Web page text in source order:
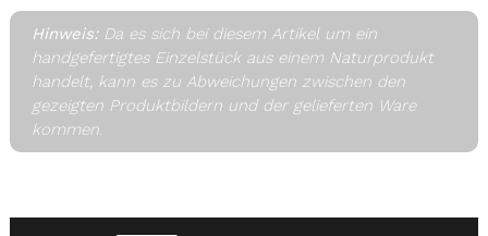
Hinweis: Da es sich bei diesem Artikel um ein
handgefertigtes Einzelstück aus einem Naturprodukt
handelt, kann es zu Abweichungen zwischen den
gezeigten Produktbildern und der gelieferten Ware
kommen.